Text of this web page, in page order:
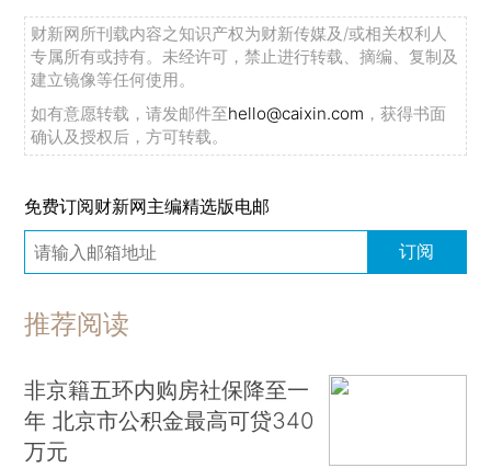
财新网所刊载内容之知识产权为财新传媒及/或相关权利人
专属所有或持有。未经许可，禁止进行转载、摘编、复制及
建立镜像等任何使用。
如有意愿转载，请发邮件至hello@caixin.com ，获得书面
确认及授权后，方可转载。
免费订阅财新网主编精选版电邮
订阅
推荐阅读
非京籍五环内购房社保降至一
年 北京市公积金最高可贷340
万元